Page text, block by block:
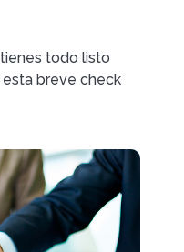
todo listo
esta breve check